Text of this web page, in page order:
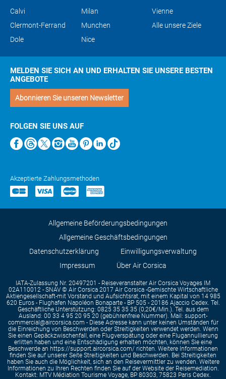
Calvi
Clermont-Ferrand
Dole
Milan
Munchen
Nice
Vienne
Alle unsere Ziele
MELDEN SIE SICH AN UND ERHALTEN SIE UNSERE BESTEN
ANGEBOTE
Abonnieren Sie unseren Newsletter
FOLGEN SIE UNS AUF
Akzeptierte Zahlungsmethoden
Allgemeine Beförderungsbedingungen
Allgemeine Geschäftsbedingungen
Datenschutzerklärung
Einwilligungsverwaltung
Impressum
Über Air Corsica
IATA-Zulassung Nr. 20497201 - Reiseveranstalter Air Corsica Voyages IM
02A110012 - SNAV © Air Corsica 2017 Air Corsica -Gemischte Wirtschaftliche
Aktiengesellschaft-mit Vorstand und Aufsichtsrat, mit einem Kapital von 14 985
620 Euros - Flughafen Napoléon Bonaparte - BP 505 - 20186 Ajaccio Cedex. Tel.
Geschäftliche Unterstützung: 0825 35 35 35 (0,20€/Min.). Tel. aus dem
Ausland: 00 33 4 95 20 95 20 (gebührenfreie Nummer). Mail: support-
commercial@aircorsica.com - Diese Adresse kann unter keinen Umständen für
die Einreichung von Beschwerden oder Streitigkeiten verwendet werden. Wenn
Sie einen Gepäckzwischenfall, eine Flugverspätung oder eine Flugannullierung
erlitten haben und eine Entschädigung erhalten möchten, können Sie eine
Beschwerde an https://support.aircorsica.com/ richten. Weitere Informationen
finden Sie auf unserer Seite Streitigkeiten und Beschwerden. Bei Streitigkeiten
haben Sie auch die Möglichkeit, sich an den Reisevermittler zu wenden. Weitere
Informationen zu Ihren Rechten finden Sie auf der Website der Reisemediation.
Kontakt: MTV Médiation Tourisme Voyage, BP 80303, 75823 Paris Cedex.